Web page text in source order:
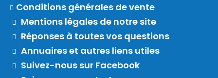
Conditions générales de vente
Mentions légales de notre site
Réponses à toutes vos questions
Annuaires et autres liens utiles
Suivez-nous sur Facebook